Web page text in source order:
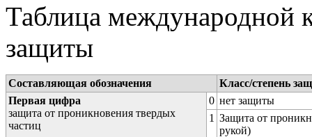
Таблица международной
защиты
Составляющая обозначения
Класс/степень
Первая цифра
защита от проникновения твердых
частиц
0 нет защиты
1 Защита от
рукой)